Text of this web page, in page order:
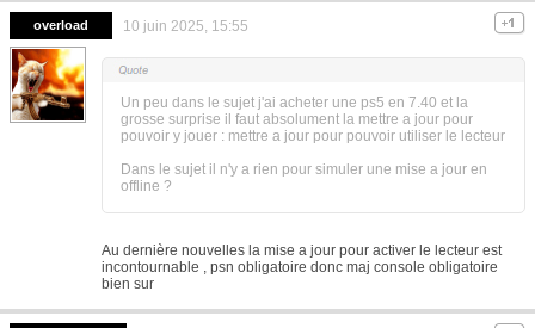
overload 10 juin 2025, 15:55
Un peu dans le sujet j'ai acheter une ps5 en 7.40 et la
grosse surprise il faut absolument la mettre a jour pour
pouvoir y jouer : mettre a jour pour pouvoir utiliser le lecteur
Dans le sujet il n'y a rien pour simuler une mise a jour en
offline ?
Au dernière nouvelles la mise a jour pour activer le lecteur est
incontournable , psn obligatoire donc maj console obligatoire
bien sur